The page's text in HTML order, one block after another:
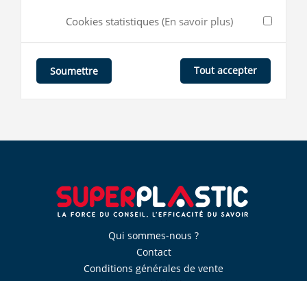
Cookies statistiques (En savoir plus)
Soumettre Tout accepter
Qui sommes-nous ?
Contact
Conditions générales de vente